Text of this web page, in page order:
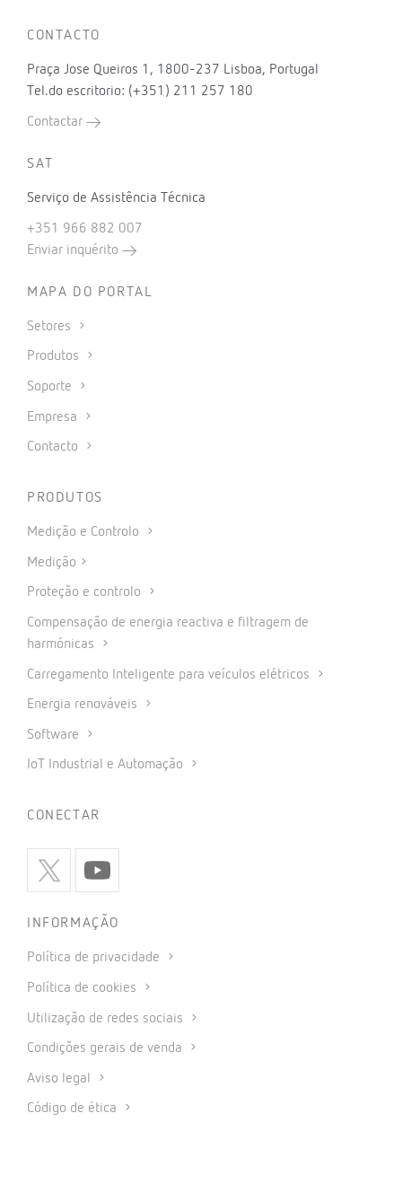
CONTACTO
Praça Jose Queiros 1, 1800-237 Lisboa, Portugal
Tel.do escritorio: (+351) 211 257 180
Contactar
SAT
Serviço de Assistência Técnica
+351 966 882 007
Enviar inquérito
MAPA DO PORTAL
Setores
Produtos
Soporte
Empresa
Contacto
PRODUTOS
Medição e Controlo
Medição
Proteção e controlo
Compensação de energia reactiva e filtragem de
harmónicas
Carregamento Inteligente para veículos elétricos
Energia renováveis
Software
IoT Industrial e Automação
CONECTAR
INFORMAÇÃO
Política de privacidade
Política de cookies
Utilização de redes sociais
Condições gerais de venda
Aviso legal
Código de ética